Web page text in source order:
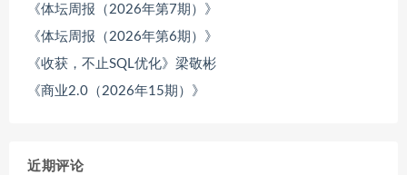
《体坛周报（2026年第7期）》
《体坛周报（2026年第6期）》
《收获，不止SQL优化》梁敬彬
《商业2.0（2026年15期）》
近期评论